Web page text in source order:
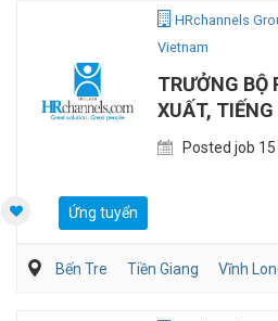
HRchannels
Vietnam
TRƯỞNG BỘ
XUẤT,
Posted job
Ứng tuyển
Bến Tre Tiền Giang Vĩnh